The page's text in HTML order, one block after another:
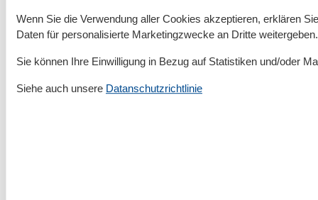
Freuen Sie sich auf exklusive Rabatte und
außergewöhnliche Erlebnisse!
Hier finden Sie die
besten Angebote unserer Partner – ideal, um Ihre
Ferien mit zusätzlichen Highlights zu bereichern.
Angebote und Rabatte
Wenn Sie die Verwendung aller Cookies akzeptieren, erklären
Daten für personalisierte Marketingzwecke an Dritte weitergeben.
Sie können Ihre Einwilligung in Bezug auf Statistiken und/oder
Siehe auch unsere Datanschutzrichtlinie